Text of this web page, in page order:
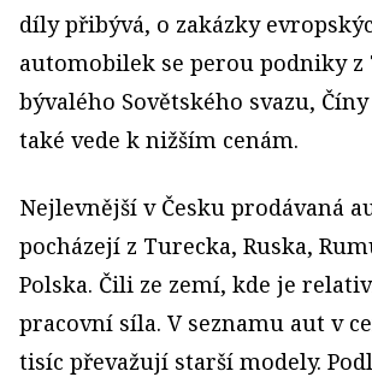
díly přibývá, o zakázky
automobilek se perou podniky z
bývalého Sovětského svazu,
také vede k nižším cenám.
Nejlevnější v Česku prodávaná
pocházejí z Turecka, Ruska,
Polska. Čili ze zemí, kde je
pracovní síla. V seznamu aut v
tisíc převažují starší modely.